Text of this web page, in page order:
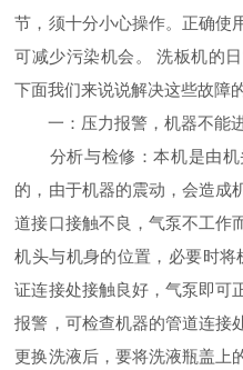
节，须十分小心操作。正确使
可减少污染机会。 洗板机的
下面我们来说说解决这些故障
一：压力报警，机器不能
分析与检修：本机是由机
的，由于机器的震动，会造成
道接口接触不良，气泵不工作
机头与机身的位置，必要时
证连接处接触良好，气泵即可
报警，可检查机器的管道连接
更换洗液后，要将洗液瓶盖上